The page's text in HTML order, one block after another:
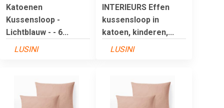
Katoenen
Kussensloop -
Lichtblauw - - 6...
LUSINI
INTERIEURS Effen
kussensloop in
katoen, kinderen,...
LUSINI